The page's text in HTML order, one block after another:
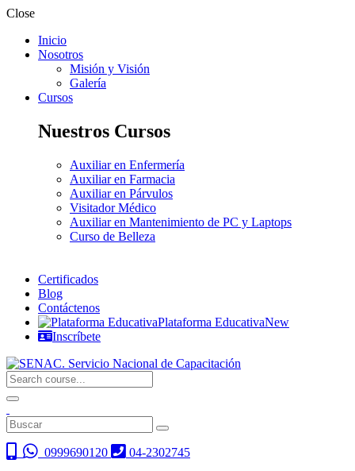
Close
Inicio
Nosotros
Misión y Visión
Galería
Cursos
Nuestros Cursos
Auxiliar en Enfermería
Auxiliar en Farmacia
Auxiliar en Párvulos
Visitador Médico
Auxiliar en Mantenimiento de PC y Laptops
Curso de Belleza
Certificados
Blog
Contáctenos
Plataforma EducativaNew
Inscríbete
0999690120
04-2302745